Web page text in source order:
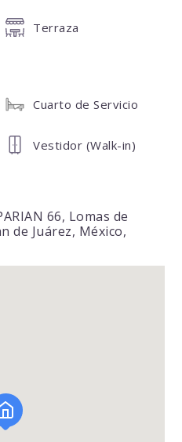
Terraza
Cuarto de Servicio
Vestidor (Walk-in)
66, Lomas de
de Juárez, México,